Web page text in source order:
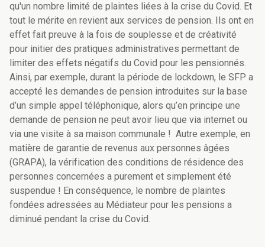
qu'un nombre limité de plaintes liées à la crise du Covid. Et
tout le mérite en revient aux services de pension. Ils ont en
effet fait preuve à la fois de souplesse et de créativité
pour initier des pratiques administratives permettant de
limiter des effets négatifs du Covid pour les pensionnés.
Ainsi, par exemple, durant la période de lockdown, le SFP a
accepté les demandes de pension introduites sur la base
d’un simple appel téléphonique, alors qu’en principe une
demande de pension ne peut avoir lieu que via internet ou
via une visite à sa maison communale ! Autre exemple, en
matière de garantie de revenus aux personnes âgées
(GRAPA), la vérification des conditions de résidence des
personnes concernées a purement et simplement été
suspendue ! En conséquence, le nombre de plaintes
fondées adressées au Médiateur pour les pensions a
diminué pendant la crise du Covid.